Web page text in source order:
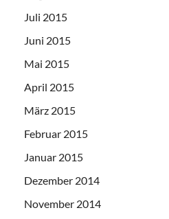
Juli 2015
Juni 2015
Mai 2015
April 2015
März 2015
Februar 2015
Januar 2015
Dezember 2014
November 2014